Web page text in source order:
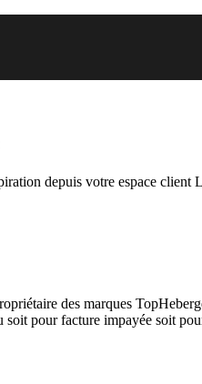
depuis votre espace
des marques
soit pour facture impayée soit